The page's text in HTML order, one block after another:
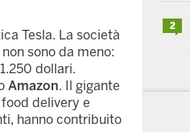
Tesla. La società
sono da meno:
dollari.
Amazon. Il gigante
delivery e
hanno contribuito
2